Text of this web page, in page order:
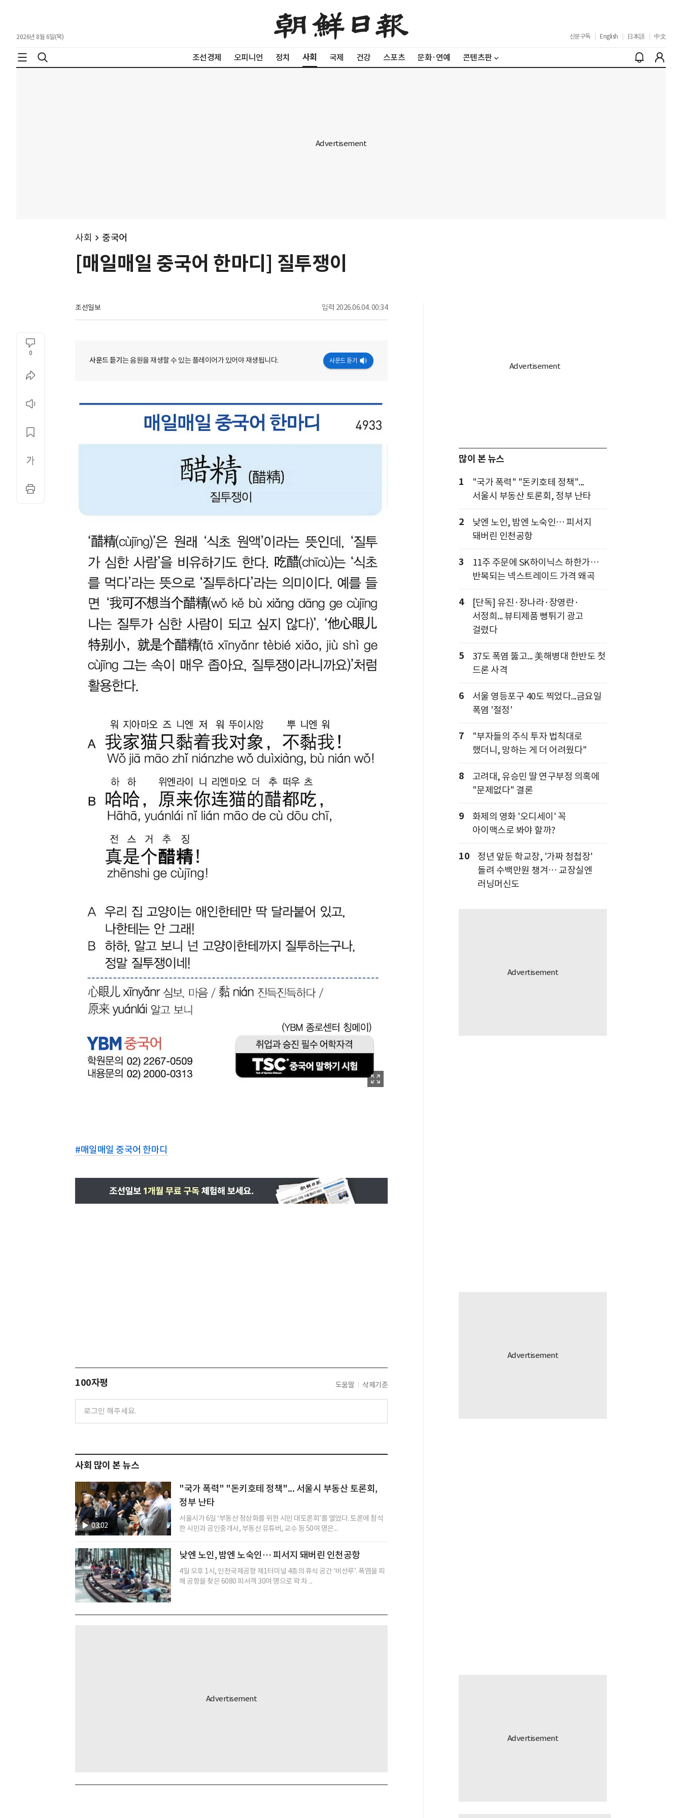
2026년 8월 6일(목) 신문구독 English 日本語 中文
조선경제 오피니언 정치 사회 국제 건강 스포츠 문화·연예 콘텐츠판
사회 중국어
[매일매일 중국어 한마디] 질투쟁이
조선일보 입력 2026.06.04. 00:34
0
사운드 듣기는 음원을 재생할 수 있는 플레이어가 있어야 재생됩니다. 사운드 듣기
#매일매일 중국어 한마디
100자평 도움말 삭제기준
사회 많이 본 뉴스
03:02
"국가 폭력" "돈키호테 정책"... 서울시 부동산 토론회,
정부 난타
서울시가 6일 ‘부동산 정상화를 위한 시민 대토론회’를 열었다. 토론에 참석
한 시민과 공인중개사, 부동산 유튜버, 교수 등 50여 명은...
낮엔 노인, 밤엔 노숙인… 피서지 돼버린 인천공항
4일 오후 1시, 인천국제공항 제1터미널 4층의 휴식 공간 ‘비선루’. 폭염을 피
해 공항을 찾은 6080 피서객 30여 명으로 꽉 차 ...
많이 본 뉴스
1
"국가 폭력" "돈키호테 정책"...
서울시 부동산 토론회, 정부 난타
2
낮엔 노인, 밤엔 노숙인… 피서지
돼버린 인천공항
3
11주 주문에 SK하이닉스 하한가…
반복되는 넥스트레이드 가격 왜곡
4
[단독] 유진·장나라·장영란·
서정희... 뷰티제품 뻥튀기 광고
걸렸다
5
37도 폭염 뚫고... 美해병대 한반도 첫
드론 사격
6
서울 영등포구 40도 찍었다...금요일
폭염 '절정'
7
"부자들의 주식 투자 법칙대로
했더니, 망하는 게 더 어려웠다"
8
고려대, 유승민 딸 연구부정 의혹에
"문제없다" 결론
9
화제의 영화 '오디세이' 꼭
아이맥스로 봐야 할까?
10
정년 앞둔 학교장, '가짜 청첩장'
돌려 수백만원 챙겨… 교장실엔
러닝머신도